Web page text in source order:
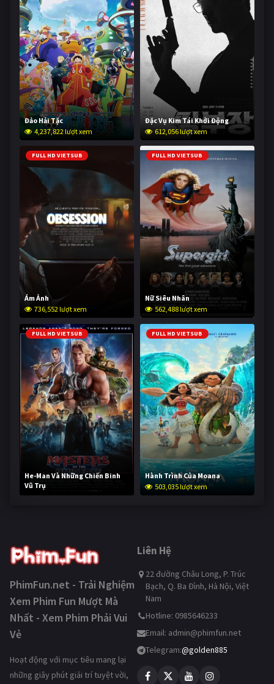
Đảo Hải Tặc
4,237,822 lượt xem
Đặc Vụ Kim Tái Khởi Động
612,056 lượt xem
FULL HD VIETSUB
Ám Ảnh
736,552 lượt xem
FULL HD VIETSUB
Nữ Siêu Nhân
562,488 lượt xem
FULL HD VIETSUB
He-Man Và Những Chiến Binh
Vũ Trụ
253,081 lượt xem
FULL HD VIETSUB
Hành Trình Của Moana
503,035 lượt xem
PhimFun.net - Trải Nghiệm
Xem Phim Fun Mượt Mà
Nhất - Xem Phim Phải Vui
Vẻ
Hoạt động với mục tiêu mang lại
những giây phút giải trí tuyệt vời,
Liên Hệ
22 đường Châu Long, P. Trúc
Bạch, Q. Ba Đình, Hà Nội, Việt
Nam
Hotline: 0985646233
Email: admin@phimfun.net
Telegram:@golden885